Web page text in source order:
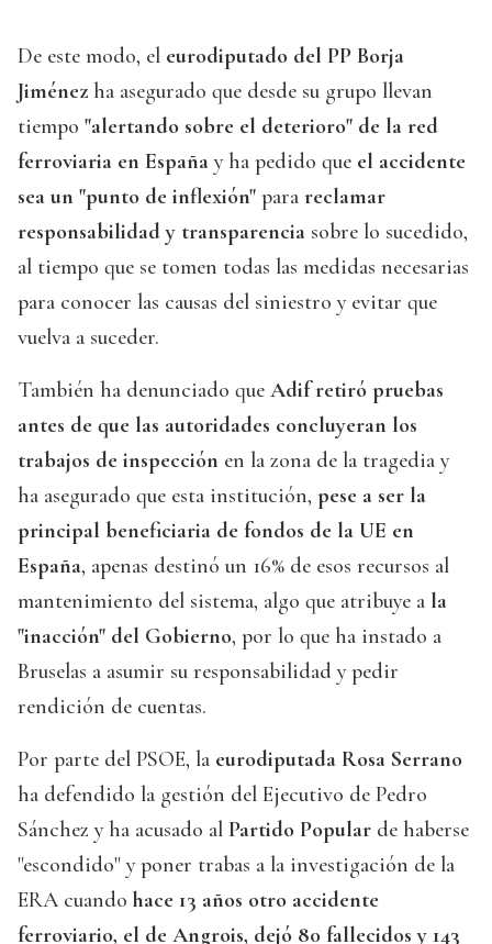
De este modo, el eurodiputado del PP Borja
Jiménez ha asegurado que desde su grupo llevan
tiempo "alertando sobre el deterioro" de la red
ferroviaria en España y ha pedido que el accidente
sea un "punto de inflexión" para reclamar
responsabilidad y transparencia sobre lo sucedido,
al tiempo que se tomen todas las medidas necesarias
para conocer las causas del siniestro y evitar que
vuelva a suceder.
También ha denunciado que Adif retiró pruebas
antes de que las autoridades concluyeran los
trabajos de inspección en la zona de la tragedia y
ha asegurado que esta institución, pese a ser la
principal beneficiaria de fondos de la UE en
España, apenas destinó un 16% de esos recursos al
mantenimiento del sistema, algo que atribuye a la
"inacción" del Gobierno, por lo que ha instado a
Bruselas a asumir su responsabilidad y pedir
rendición de cuentas.
Por parte del PSOE, la eurodiputada Rosa Serrano
ha defendido la gestión del Ejecutivo de Pedro
Sánchez y ha acusado al Partido Popular de haberse
"escondido" y poner trabas a la investigación de la
ERA cuando hace 13 años otro accidente
ferroviario, el de Angrois, dejó 80 fallecidos y 143